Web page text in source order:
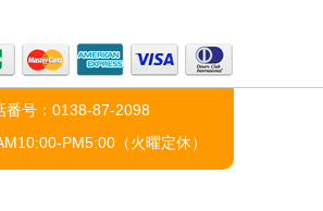
番号：0138-87-2098
PM5:00（火曜定休）